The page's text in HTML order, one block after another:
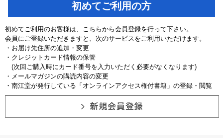
初めてご利用の方
初めてご利用のお客様は、こちらから会員登録を行って下さい。
会員にご登録いただきますと、次のサービスをご利用いただけます。
・お届け先住所の追加・変更
・クレジットカード情報の保管
(次回ご購入時にカード番号を入力いただく必要がなくなります)
・メールマガジンの購読内容の変更
・南江堂が発行している「オンラインアクセス権付書籍」の登録・閲覧